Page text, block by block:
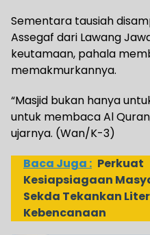
Sementara tausiah
Assegaf dari Lawang
keutamaan, pahala
memakmurkannya.
“Masjid bukan hanya
untuk membaca Al
ujarnya. (Wan/K-3)
Baca Juga : Perkuat
Kesiapsiagaan
Sekda Tekankan
Kebencanaan